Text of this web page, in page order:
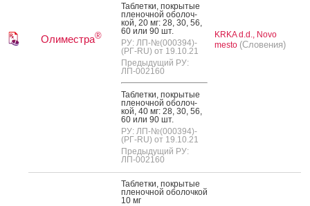
Олиместра®
Таб­летки, пок­ры­тые
пле­ноч­ной обо­лоч­
кой, 20 мг: 28, 30, 56,
60 или 90 шт.
РУ: ЛП-№(000394)-
(РГ-RU) от 19.10.21
Предыдущий РУ:
ЛП-002160
Таб­летки, пок­ры­тые
пле­ноч­ной обо­лоч­
кой, 40 мг: 28, 30, 56,
60 или 90 шт.
РУ: ЛП-№(000394)-
(РГ-RU) от 19.10.21
Предыдущий РУ:
ЛП-002160
KRKA d.d., Novo
mesto (Словения)
Таб­летки, пок­ры­тые
пле­ноч­ной обо­лоч­кой
10 мг